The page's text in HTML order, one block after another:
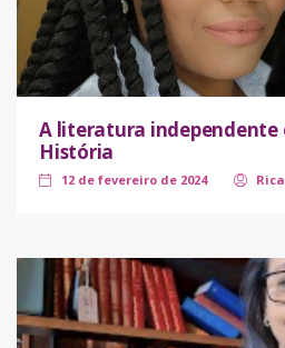
A literatura independente
História
12 de fevereiro de 2024